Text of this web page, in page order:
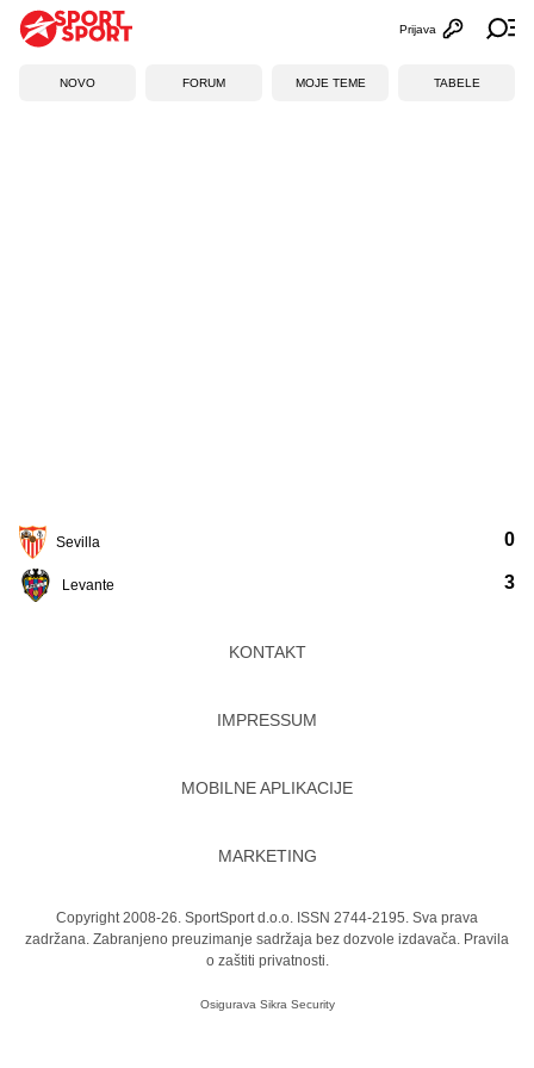
Otvori
Prijava
NOVO FORUM MOJE TEME TABELE
Sevilla
Levante
0
3
KONTAKT
IMPRESSUM
MOBILNE APLIKACIJE
MARKETING
Copyright 2008-26. SportSport d.o.o. ISSN 2744-2195. Sva prava
zadržana. Zabranjeno preuzimanje sadržaja bez dozvole izdavača. Pravila
o zaštiti privatnosti.
Osigurava Sikra Security